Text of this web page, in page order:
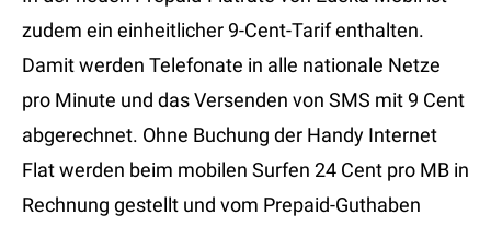
zudem ein einheitlicher 9-Cent-Tarif enthalten.
Damit werden Telefonate in alle nationale Netze
pro Minute und das Versenden von SMS mit 9 Cent
abgerechnet. Ohne Buchung der Handy Internet
Flat werden beim mobilen Surfen 24 Cent pro MB in
Rechnung gestellt und vom Prepaid-Guthaben